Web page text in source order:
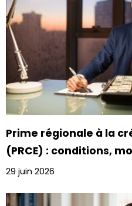
Prime régionale à la
(PRCE) : conditions,
29 juin 2026